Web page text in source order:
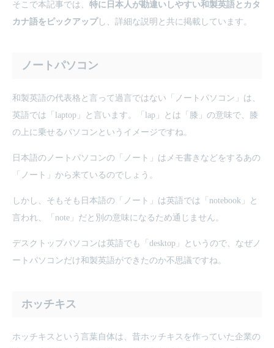
そこで本記事では、 特に日本人が勘違いしやすい和製英語とカタ
カナ語をピックアップし、詳細な説明と共に掲載しています。
ノートパソコン
和製英語の代表格と言って過言ではない「ノートパソコン」は、
英語では「laptop」と言います。「lap」とは「膝」の意味で、膝
の上に乗せるパソコンというイメージですね。
日本語のノートパソコンの「ノート」はメモ書きなどをするあの
「ノート」から来ているのでしょう。
しかし、そもそも日本語の「ノート」は英語では「notebook」と
言われ、「note」だと別の意味になるため通じません。
デスクトップパソコンは英語でも「desktop」というので、なぜノ
ートパソコンだけ和製英語ができたのか不思議ですね。
ホッチキス
ホッチキスという言葉自体は、昔ホッチキスを作っていた企業の